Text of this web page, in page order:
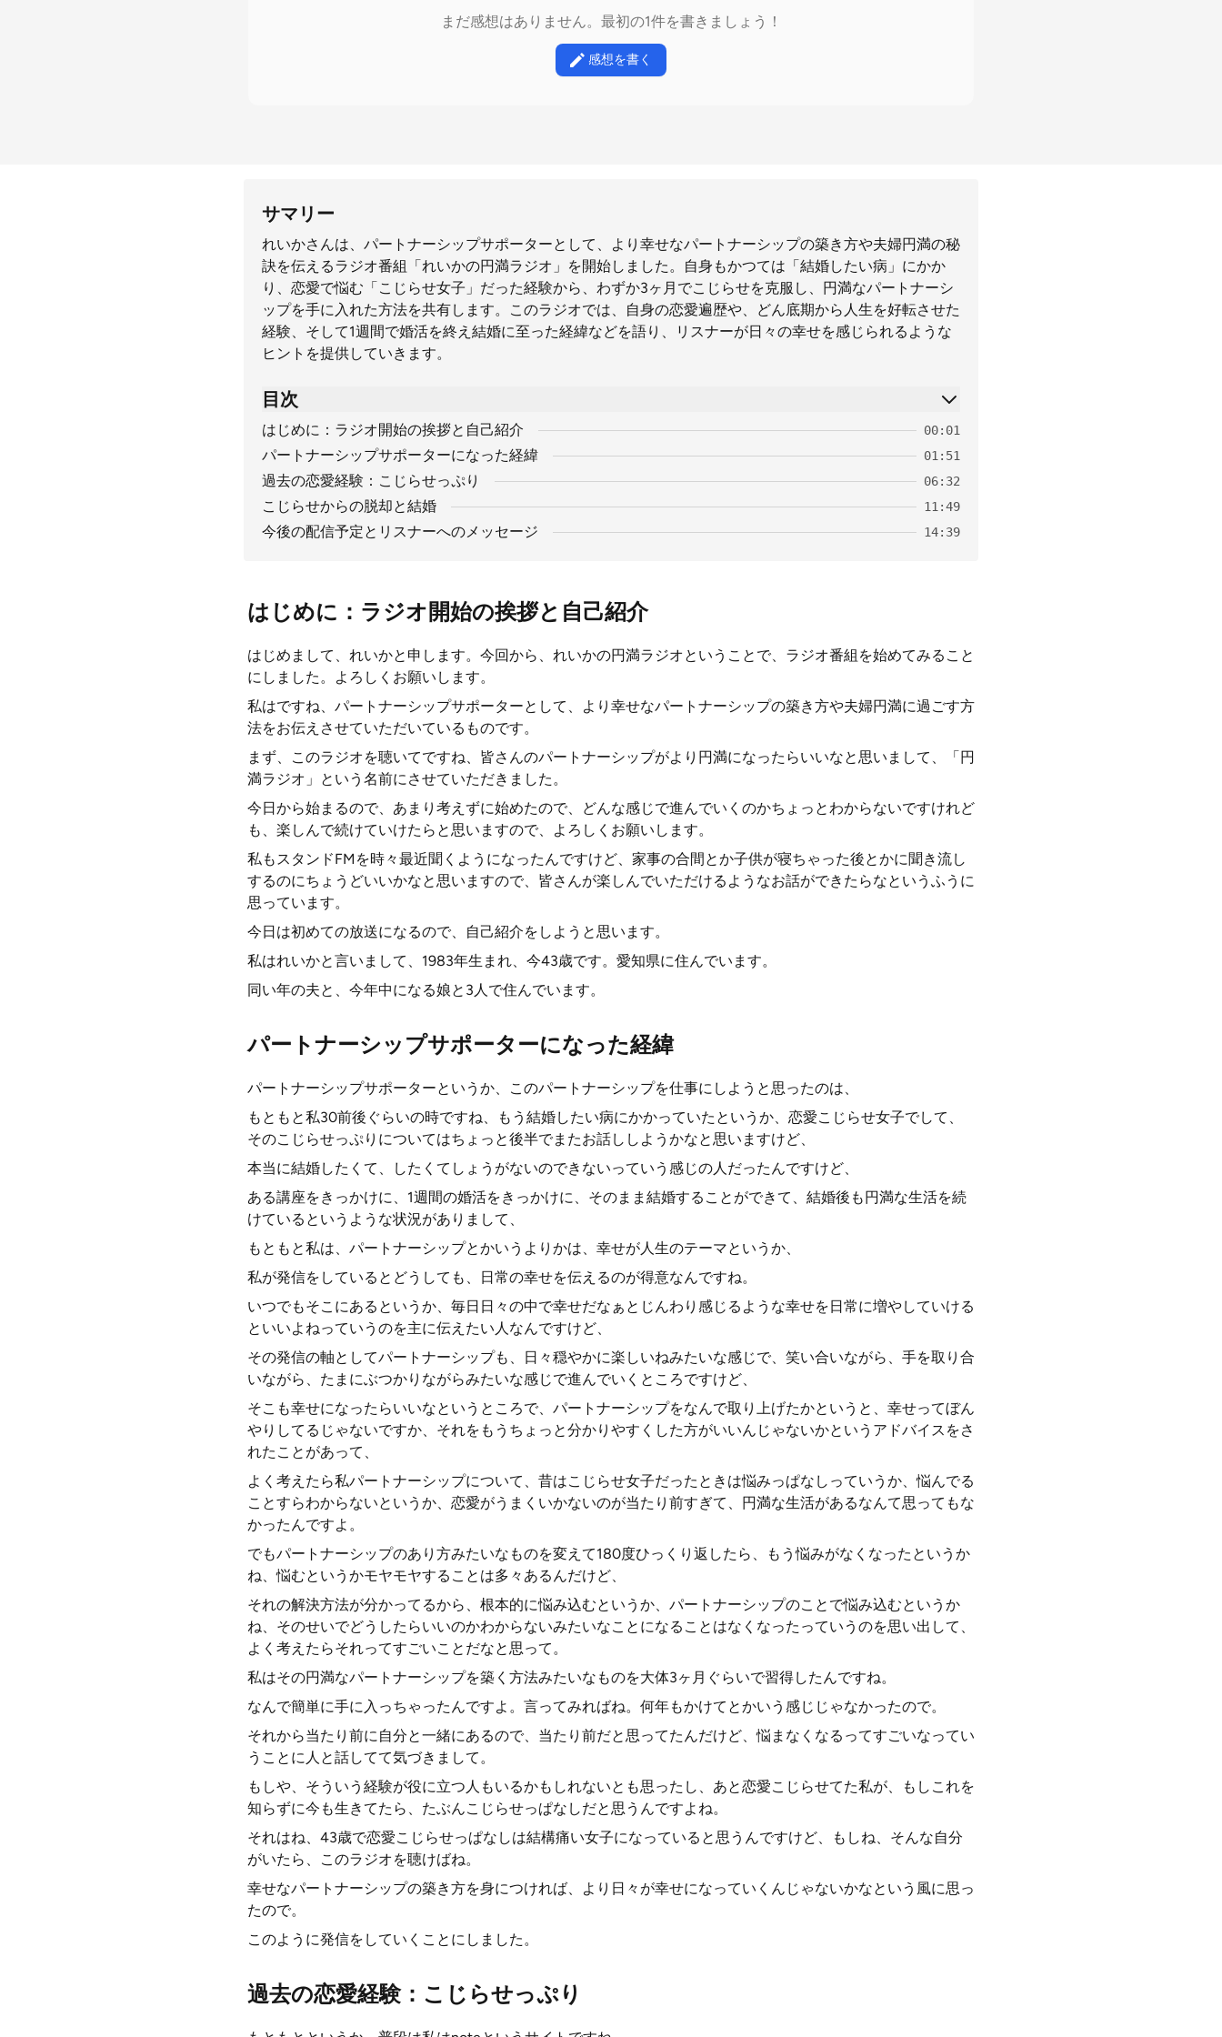
まだ感想はありません。最初の1件を書きましょう！
感想を書く
サマリー
れいかさんは、パートナーシップサポーターとして、より幸せなパートナーシップの築き方や夫婦円満の秘
訣を伝えるラジオ番組「れいかの円満ラジオ」を開始しました。自身もかつては「結婚したい病」にかか
り、恋愛で悩む「こじらせ女子」だった経験から、わずか3ヶ月でこじらせを克服し、円満なパートナーシ
ップを手に入れた方法を共有します。このラジオでは、自身の恋愛遍歴や、どん底期から人生を好転させた
経験、そして1週間で婚活を終え結婚に至った経緯などを語り、リスナーが日々の幸せを感じられるような
ヒントを提供していきます。
目次
はじめに：ラジオ開始の挨拶と自己紹介 00:01
パートナーシップサポーターになった経緯 01:51
過去の恋愛経験：こじらせっぷり 06:32
こじらせからの脱却と結婚 11:49
今後の配信予定とリスナーへのメッセージ 14:39
はじめに：ラジオ開始の挨拶と自己紹介
はじめまして、れいかと申します。今回から、れいかの円満ラジオということで、ラジオ番組を始めてみること
にしました。よろしくお願いします。
私はですね、パートナーシップサポーターとして、より幸せなパートナーシップの築き方や夫婦円満に過ごす方
法をお伝えさせていただいているものです。
まず、このラジオを聴いてですね、皆さんのパートナーシップがより円満になったらいいなと思いまして、「円
満ラジオ」という名前にさせていただきました。
今日から始まるので、あまり考えずに始めたので、どんな感じで進んでいくのかちょっとわからないですけれど
も、楽しんで続けていけたらと思いますので、よろしくお願いします。
私もスタンドFMを時々最近聞くようになったんですけど、家事の合間とか子供が寝ちゃった後とかに聞き流し
するのにちょうどいいかなと思いますので、皆さんが楽しんでいただけるようなお話ができたらなというふうに
思っています。
今日は初めての放送になるので、自己紹介をしようと思います。
私はれいかと言いまして、1983年生まれ、今43歳です。愛知県に住んでいます。
同い年の夫と、今年中になる娘と3人で住んでいます。
パートナーシップサポーターになった経緯
パートナーシップサポーターというか、このパートナーシップを仕事にしようと思ったのは、
もともと私30前後ぐらいの時ですね、もう結婚したい病にかかっていたというか、恋愛こじらせ女子でして、
そのこじらせっぷりについてはちょっと後半でまたお話ししようかなと思いますけど、
本当に結婚したくて、したくてしょうがないのできないっていう感じの人だったんですけど、
ある講座をきっかけに、1週間の婚活をきっかけに、そのまま結婚することができて、結婚後も円満な生活を続
けているというような状況がありまして、
もともと私は、パートナーシップとかいうよりかは、幸せが人生のテーマというか、
私が発信をしているとどうしても、日常の幸せを伝えるのが得意なんですね。
いつでもそこにあるというか、毎日日々の中で幸せだなぁとじんわり感じるような幸せを日常に増やしていける
といいよねっていうのを主に伝えたい人なんですけど、
その発信の軸としてパートナーシップも、日々穏やかに楽しいねみたいな感じで、笑い合いながら、手を取り合
いながら、たまにぶつかりながらみたいな感じで進んでいくところですけど、
そこも幸せになったらいいなというところで、パートナーシップをなんで取り上げたかというと、幸せってぼん
やりしてるじゃないですか、それをもうちょっと分かりやすくした方がいいんじゃないかというアドバイスをさ
れたことがあって、
よく考えたら私パートナーシップについて、昔はこじらせ女子だったときは悩みっぱなしっていうか、悩んでる
ことすらわからないというか、恋愛がうまくいかないのが当たり前すぎて、円満な生活があるなんて思ってもな
かったんですよ。
でもパートナーシップのあり方みたいなものを変えて180度ひっくり返したら、もう悩みがなくなったというか
ね、悩むというかモヤモヤすることは多々あるんだけど、
それの解決方法が分かってるから、根本的に悩み込むというか、パートナーシップのことで悩み込むというか
ね、そのせいでどうしたらいいのかわからないみたいなことになることはなくなったっていうのを思い出して、
よく考えたらそれってすごいことだなと思って。
私はその円満なパートナーシップを築く方法みたいなものを大体3ヶ月ぐらいで習得したんですね。
なんで簡単に手に入っちゃったんですよ。言ってみればね。何年もかけてとかいう感じじゃなかったので。
それから当たり前に自分と一緒にあるので、当たり前だと思ってたんだけど、悩まなくなるってすごいなってい
うことに人と話してて気づきまして。
もしや、そういう経験が役に立つ人もいるかもしれないとも思ったし、あと恋愛こじらせてた私が、もしこれを
知らずに今も生きてたら、たぶんこじらせっぱなしだと思うんですよね。
それはね、43歳で恋愛こじらせっぱなしは結構痛い女子になっていると思うんですけど、もしね、そんな自分
がいたら、このラジオを聴けばね。
幸せなパートナーシップの築き方を身につければ、より日々が幸せになっていくんじゃないかなという風に思っ
たので。
このように発信をしていくことにしました。
過去の恋愛経験：こじらせっぷり